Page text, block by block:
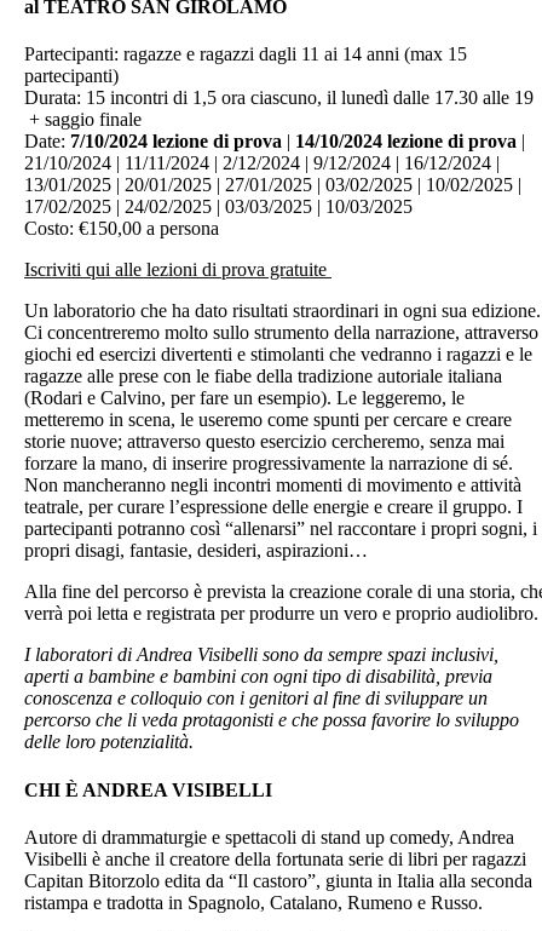
al TEATRO SAN GIROLAMO
Partecipanti: ragazze e ragazzi dagli 11 ai 14 anni (max 15
partecipanti)
Durata: 15 incontri di 1,5 ora ciascuno, il lunedì dalle 17.30 alle 19
+ saggio finale
Date: 7/10/2024 lezione di prova | 14/10/2024 lezione di prova |
21/10/2024 | 11/11/2024 | 2/12/2024 | 9/12/2024 | 16/12/2024 |
13/01/2025 | 20/01/2025 | 27/01/2025 | 03/02/2025 | 10/02/2025 |
17/02/2025 | 24/02/2025 | 03/03/2025 | 10/03/2025
Costo: €150,00 a persona
Iscriviti qui alle lezioni di prova gratuite
Un laboratorio che ha dato risultati straordinari in ogni sua edizione.
Ci concentreremo molto sullo strumento della narrazione, attraverso
giochi ed esercizi divertenti e stimolanti che vedranno i ragazzi e le
ragazze alle prese con le fiabe della tradizione autoriale italiana
(Rodari e Calvino, per fare un esempio). Le leggeremo, le
metteremo in scena, le useremo come spunti per cercare e creare
storie nuove; attraverso questo esercizio cercheremo, senza mai
forzare la mano, di inserire progressivamente la narrazione di sé.
Non mancheranno negli incontri momenti di movimento e attività
teatrale, per curare l’espressione delle energie e creare il gruppo. I
partecipanti potranno così “allenarsi” nel raccontare i propri sogni, i
propri disagi, fantasie, desideri, aspirazioni…
Alla fine del percorso è prevista la creazione corale di una storia,
verrà poi letta e registrata per produrre un vero e proprio audiolibro.
I laboratori di Andrea Visibelli sono da sempre spazi inclusivi,
aperti a bambine e bambini con ogni tipo di disabilità, previa
conoscenza e colloquio con i genitori al fine di sviluppare un
percorso che li veda protagonisti e che possa favorire lo sviluppo
delle loro potenzialità.
CHI È ANDREA VISIBELLI
Autore di drammaturgie e spettacoli di stand up comedy, Andrea
Visibelli è anche il creatore della fortunata serie di libri per ragazzi
Capitan Bitorzolo edita da “Il castoro”, giunta in Italia alla seconda
ristampa e tradotta in Spagnolo, Catalano, Rumeno e Russo.